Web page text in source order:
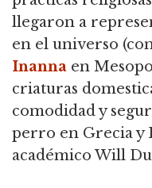
llegaron a
en el universo
Inanna en
criaturas
comodidad y
perro en Grecia y
académico Will